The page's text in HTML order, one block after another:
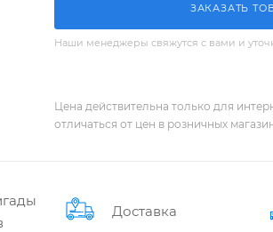
ЗАКАЗАТЬ
Наши менеджеры свяжутся с вами и
Цена действительна только для
отличаться от цен в розничных
Доставка